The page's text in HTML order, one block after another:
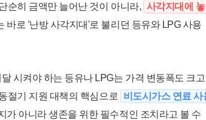
순히 금액만 늘어난 것이 아니라, 사각지대에
바로 '난방 사각지대'로 불리던 등유와 LPG 사용
시켜야 하는 등유나 LPG는 가격 변동폭도 크고
절기 지원 대책의 핵심으로
비도시가스 연료 사
가 아니라 생존을 위한 필수적인 조치라고 볼 수